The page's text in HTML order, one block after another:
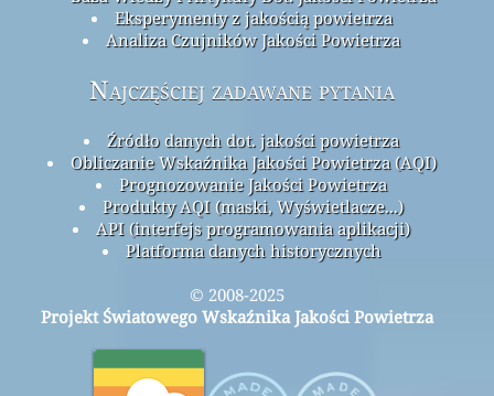
Eksperymenty z jakością powietrza
Analiza Czujników Jakości Powietrza
Najczęściej zadawane pytania
Źródło danych dot. jakości powietrza
Obliczanie Wskaźnika Jakości Powietrza (AQI)
Prognozowanie Jakości Powietrza
Produkty AQI (maski, Wyświetlacze...)
API (interfejs programowania aplikacji)
Platforma danych historycznych
© 2008-2025
Projekt Światowego Wskaźnika Jakości Powietrza